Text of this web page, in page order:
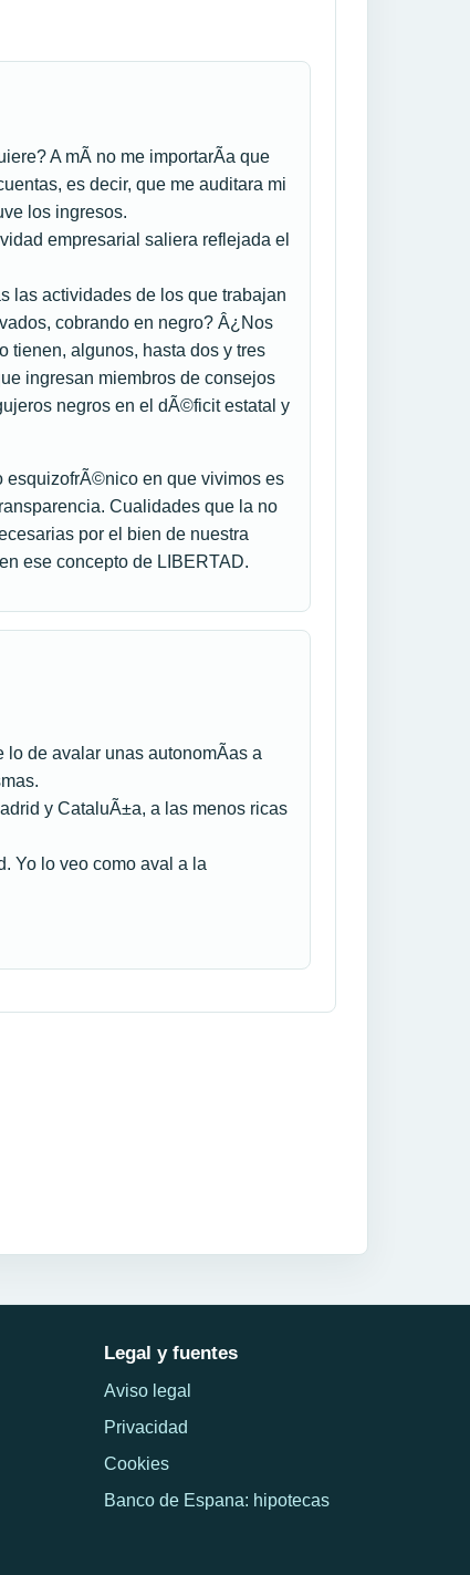
A mÃ­ no me importarÃ­a que
es decir, que me auditara mi
los ingresos.
empresarial saliera reflejada el
las actividades de los que trabajan
cobrando en negro? Â¿Nos
tienen, algunos, hasta dos y tres
ingresan miembros de consejos
negros en el dÃ©ficit estatal y
esquizofrÃ©nico en que vivimos es
Cualidades que la no
por el bien de nuestra
ese concepto de LIBERTAD.
lo de avalar unas autonomÃ­as a
y CataluÃ±a, a las menos ricas
Yo lo veo como aval a la
Legal y fuentes
Aviso legal
Privacidad
Cookies
Banco de Espana: hipotecas